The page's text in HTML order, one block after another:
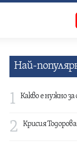
Най-
1 Какво е нужно
2 Крисия